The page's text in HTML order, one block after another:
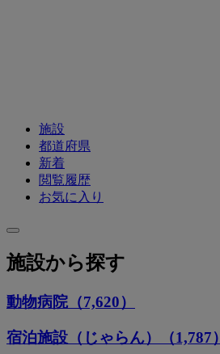
施設
都道府県
新着
閲覧履歴
お気に入り
施設から探す
動物病院（7,620）
宿泊施設（じゃらん）（1,787）